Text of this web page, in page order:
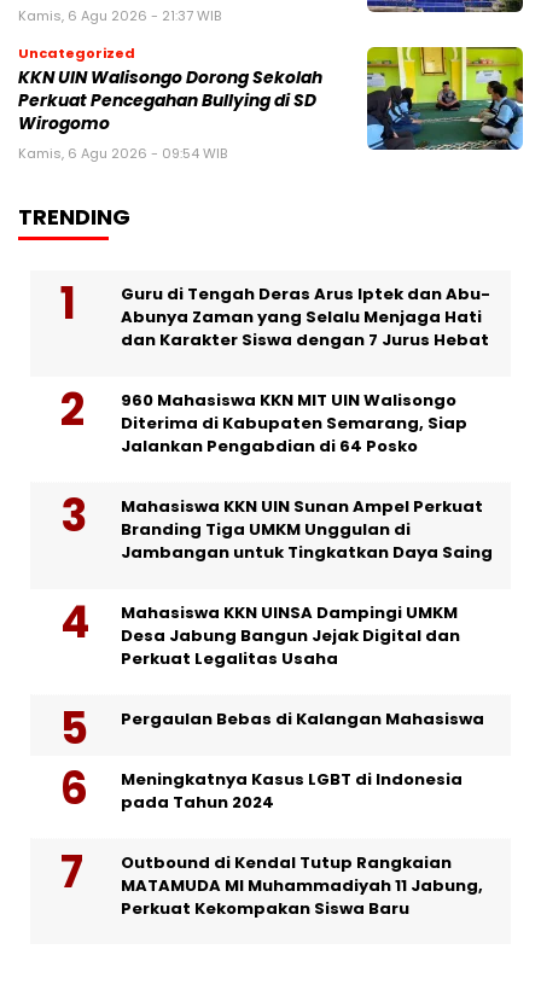
Kamis, 6 Agu 2026 - 21:37 WIB
Uncategorized
KKN UIN Walisongo Dorong Sekolah
Perkuat Pencegahan Bullying di SD
Wirogomo
Kamis, 6 Agu 2026 - 09:54 WIB
TRENDING
Guru di Tengah Deras Arus Iptek dan Abu-
Abunya Zaman yang Selalu Menjaga Hati
dan Karakter Siswa dengan 7 Jurus Hebat
960 Mahasiswa KKN MIT UIN Walisongo
Diterima di Kabupaten Semarang, Siap
Jalankan Pengabdian di 64 Posko
Mahasiswa KKN UIN Sunan Ampel Perkuat
Branding Tiga UMKM Unggulan di
Jambangan untuk Tingkatkan Daya Saing
Mahasiswa KKN UINSA Dampingi UMKM
Desa Jabung Bangun Jejak Digital dan
Perkuat Legalitas Usaha
Pergaulan Bebas di Kalangan Mahasiswa
Meningkatnya Kasus LGBT di Indonesia
pada Tahun 2024
Outbound di Kendal Tutup Rangkaian
MATAMUDA MI Muhammadiyah 11 Jabung,
Perkuat Kekompakan Siswa Baru